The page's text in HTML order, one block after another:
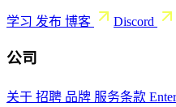
学习 发布 博客 Discord
公司
关于 招聘 品牌 服务条款